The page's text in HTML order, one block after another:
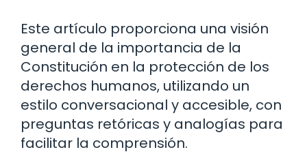
Este artículo proporciona una visión
general de la importancia de la
Constitución en la protección de los
derechos humanos, utilizando un
estilo conversacional y accesible, con
preguntas retóricas y analogías para
facilitar la comprensión.